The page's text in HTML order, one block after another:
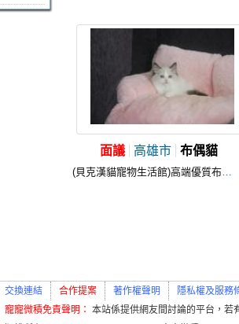
面議 高雄市 布偶貓
交換連結 合作提案 著作權聲明
隱私權及服務
寵寵微積免責聲明： 本站係提供網友間討論的平台，若